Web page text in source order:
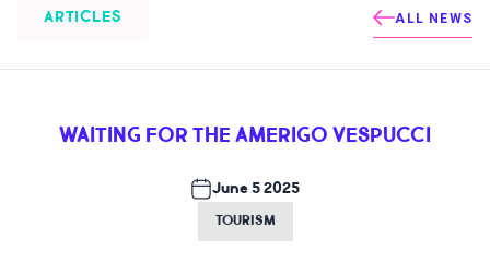
EVENTS
NEWS
ARTICLES ALL NEWS
WAITING FOR THE AMERIGO VESPUCCI
June 5 2025
TOURISM